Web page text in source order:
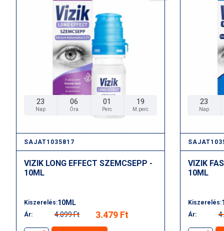
23
Nap
06
Óra
01
Perc
17
M.perc
SAJAT1035817
VIZIK LONG EFFECT SZEMCSEPP -
10ML
Kiszerelés:10ML
Ár: 4.099 Ft
3.479 Ft
23
Nap
VIZIK
10ML
Kiszerelés:
Ár: